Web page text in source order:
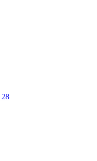
28